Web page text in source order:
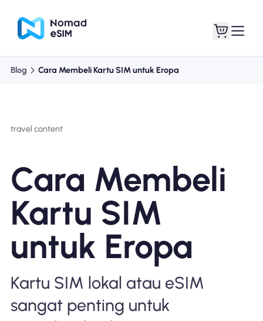
Tentang eSIM
Mengapa Nomad eSIM
Blog Cara Membeli Kartu SIM untuk Eropa
travel content
Cara Membeli
Kartu SIM
untuk Eropa
Kartu SIM lokal atau eSIM
sangat penting untuk